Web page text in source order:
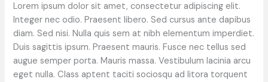
Lorem ipsum dolor sit amet, consectetur adipiscing elit.
Integer nec odio. Praesent libero. Sed cursus ante dapibus
diam. Sed nisi. Nulla quis sem at nibh elementum imperdiet.
Duis sagittis ipsum. Praesent mauris. Fusce nec tellus sed
augue semper porta. Mauris massa. Vestibulum lacinia arcu
eget nulla. Class aptent taciti sociosqu ad litora torquent